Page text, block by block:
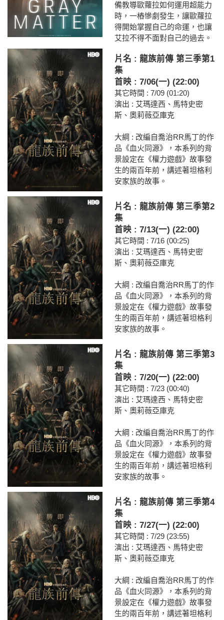
備教導歐蘿拉如何運用超能力
時，一樁慘劇發生，讓歐蘿拉
得開始掌握自己的命運，也讓
艾拉不得不面對自己的過去。
片名 : 龍族前傳 第三季第1
集
首映 : 7/06(一) (22:00)
其它時間 : 7/09 (01:20)
演出 : 艾瑪達西、馬特史密
斯、奧莉薇亞庫克
大綱 : 改編自喬治RR馬丁的作
品《血火同源》，本系列的背
景設定在《權力遊戲》故事發
生的兩百年前，講述著坦格利
安家族的故事。
片名 : 龍族前傳 第三季第2
集
首映 : 7/13(一) (22:00)
其它時間 : 7/16 (00:25)
演出 : 艾瑪達西、馬特史密
斯、奧莉薇亞庫克
大綱 : 改編自喬治RR馬丁的作
品《血火同源》，本系列的背
景設定在《權力遊戲》故事發
生的兩百年前，講述著坦格利
安家族的故事。
片名 : 龍族前傳 第三季第3
集
首映 : 7/20(一) (22:00)
其它時間 : 7/23 (00:40)
演出 : 艾瑪達西、馬特史密
斯、奧莉薇亞庫克
大綱 : 改編自喬治RR馬丁的作
品《血火同源》，本系列的背
景設定在《權力遊戲》故事發
生的兩百年前，講述著坦格利
安家族的故事。
片名 : 龍族前傳 第三季第4
集
首映 : 7/27(一) (22:00)
其它時間 : 7/29 (23:55)
演出 : 艾瑪達西、馬特史密
斯、奧莉薇亞庫克
大綱 : 改編自喬治RR馬丁的作
品《血火同源》，本系列的背
景設定在《權力遊戲》故事發
生的兩百年前，講述著坦格利